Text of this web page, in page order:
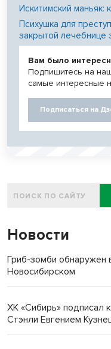
Искитимский маньяк:
Психушка для
закрытой лечебнице
Вам было
Подпишитесь на
самые интересные
Подписаться на
Новости
Гриб-зомби обнаружен
Новосибирском
ХК «Сибирь» подписал
Стэнли Евгением